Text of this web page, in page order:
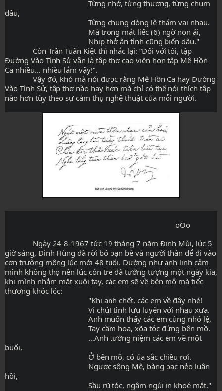
đầu,
                                          Từng chung dòng lệ thấm vai nhau.
                                          Mà trong mắt liếc (6) ngờ non ải,
                                          Nhịp thở ân tình cũng biển dâu."
Đường Vào Tình Sử vẫn là tập thơ cao viễn hơn tập Mê Hồn
Ca nhiều… nhiều lắm vậy!”.
Vào Tình Sử, tập thơ nào hay hơn mà chỉ có thể nói thích tập
nào hơn tùy theo sự cảm thụ nghệ thuật của mỗi người.
                                                                                      oOo
giờ sáng, Đinh Hùng đã rời bỏ bạn bè và người thân để đi vào
cơn trường mộng lúc mới 48 tuổi. Dường như anh linh cảm
mình không thọ nên lúc còn trẻ đã tưởng tượng một ngày kia,
khi mình nhắm mắt xuôi tay, các em sẽ về bên mộ mà tiếc
thương khóc lóc:
                                          "Khi anh chết, các em về đây nhé!
                                          Vị chút tình lưu luyến với nhau xưa.
                                          Anh muốn thấy các em cùng nhỏ lệ,
                                          Tay cầm hoa, xõa tóc đứng bên mồ.
buổi,
                                          Ở bên mồ, cỏ úa sắc chiều rơi.
hồi,
                                          Sầu rũ tóc, ngậm ngùi in khoé mắt."